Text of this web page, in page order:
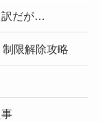
訳だが…
制限解除攻略